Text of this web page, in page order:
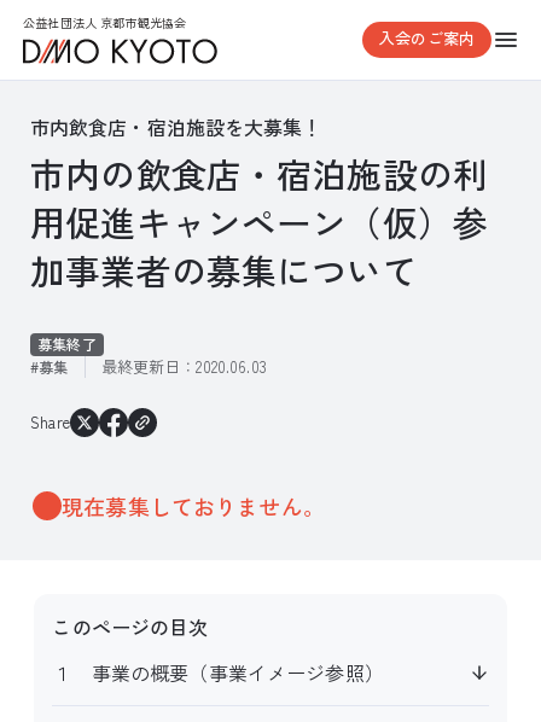
公益社団法人 京都市観光協会
入会のご案内
市内飲食店・宿泊施設を大募集！
市内の飲食店・宿泊施設の利
用促進キャンペーン（仮）参
加事業者の募集について
募集終了
募集
最終更新日：2020.06.03
Share
現在募集しておりません。
このページの目次
１ 事業の概要（事業イメージ参照）